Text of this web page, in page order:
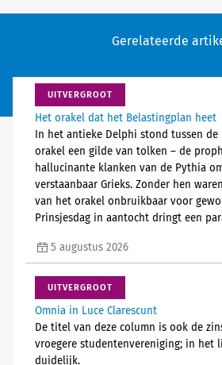
Gerelateerde
UITVERGROOT
Het orakel dat het Belastingplan heet
In het antieke Delphi stond tussen de
orakel een gilde van tolken – de
hallucinante klanken van de Pythia
verstaanbaar Grieks. Zonder hen
van het orakel onbruikbaar voor
Prinsjesdag in aantocht dringt een
5 augustus 2026
UITVERGROOT
Omnia in Luce Clarescunt
De titel van deze column is ook de
vroegere studentenvereniging; in het
duidelijk.